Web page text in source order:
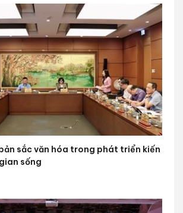
sắc văn hóa trong phát triển kiến
sống